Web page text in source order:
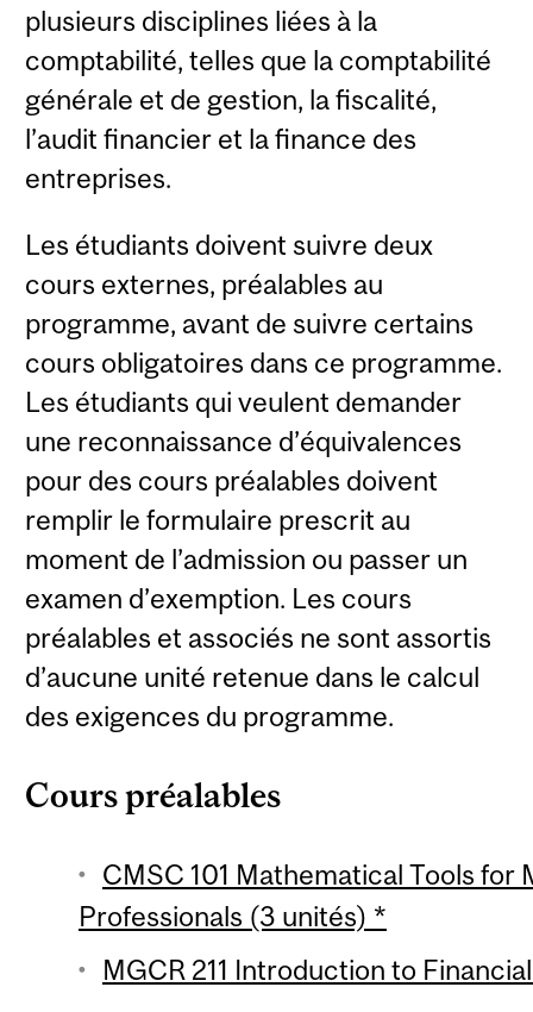
plusieurs disciplines liées à la
comptabilité, telles que la comptabilité
générale et de gestion, la fiscalité,
l’audit financier et la finance des
entreprises.
Les étudiants doivent suivre deux
cours externes, préalables au
programme, avant de suivre certains
cours obligatoires dans ce programme.
Les étudiants qui veulent demander
une reconnaissance d’équivalences
pour des cours préalables doivent
remplir le formulaire prescrit au
moment de l’admission ou passer un
examen d’exemption. Les cours
préalables et associés ne sont assortis
d’aucune unité retenue dans le calcul
des exigences du programme.
Cours préalables
CMSC 101 Mathematical Tools for
Professionals (3 unités) *
MGCR 211 Introduction to